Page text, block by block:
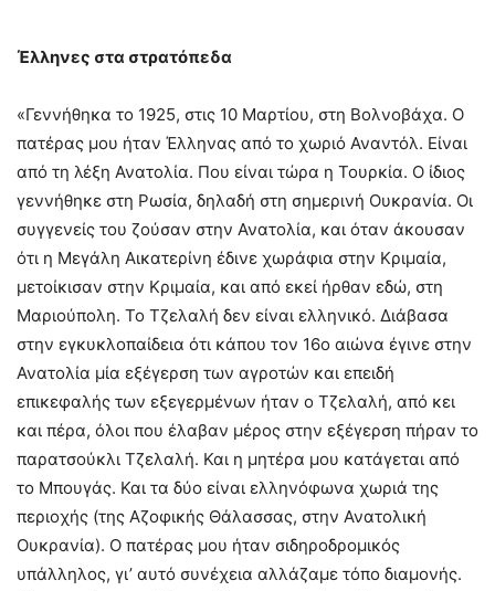
Έλληνες στα στρατόπεδα
«Γεννήθηκα το 1925, στις 10 Μαρτίου, στη Βολνοβάχα. Ο
πατέρας μου ήταν Έλληνας από το χωριό Αναντόλ. Είναι
από τη λέξη Ανατολία. Που είναι τώρα η Τουρκία. Ο ίδιος
γεννήθηκε στη Ρωσία, δηλαδή στη σημερινή Ουκρανία. Οι
συγγενείς του ζούσαν στην Ανατολία, και όταν άκουσαν
ότι η Μεγάλη Αικατερίνη έδινε χωράφια στην Κριμαία,
μετοίκισαν στην Κριμαία, και από εκεί ήρθαν εδώ, στη
Μαριούπολη. Το Τζελαλή δεν είναι ελληνικό. Διάβασα
στην εγκυκλοπαίδεια ότι κάπου τον 16ο αιώνα έγινε στην
Ανατολία μία εξέγερση των αγροτών και επειδή
επικεφαλής των εξεγερμένων ήταν ο Τζελαλή, από κει
και πέρα, όλοι που έλαβαν μέρος στην εξέγερση πήραν το
παρατσούκλι Τζελαλή. Και η μητέρα μου κατάγεται από
το Μπουγάς. Και τα δύο είναι ελληνόφωνα χωριά της
περιοχής (της Αζοφικής Θάλασσας, στην Ανατολική
Ουκρανία). Ο πατέρας μου ήταν σιδηροδρομικός
υπάλληλος, γι’ αυτό συνέχεια αλλάζαμε τόπο διαμονής.